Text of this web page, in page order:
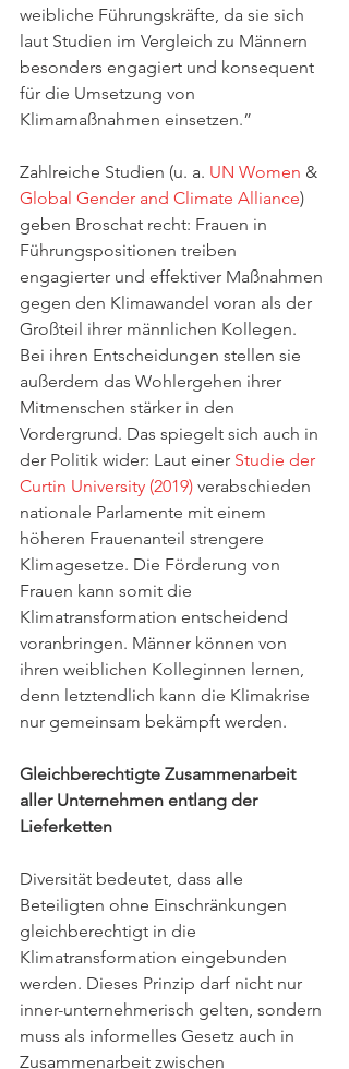
weibliche Führungskräfte, da sie sich
laut Studien im Vergleich zu Männern
besonders engagiert und konsequent
für die Umsetzung von
Klimamaßnahmen einsetzen.”
Zahlreiche Studien (u. a. UN Women &
Global Gender and Climate Alliance)
geben Broschat recht: Frauen in
Führungspositionen treiben
engagierter und effektiver Maßnahmen
gegen den Klimawandel voran als der
Großteil ihrer männlichen Kollegen.
Bei ihren Entscheidungen stellen sie
außerdem das Wohlergehen ihrer
Mitmenschen stärker in den
Vordergrund. Das spiegelt sich auch in
der Politik wider: Laut einer Studie der
Curtin University (2019) verabschieden
nationale Parlamente mit einem
höheren Frauenanteil strengere
Klimagesetze. Die Förderung von
Frauen kann somit die
Klimatransformation entscheidend
voranbringen. Männer können von
ihren weiblichen Kolleginnen lernen,
denn letztendlich kann die Klimakrise
nur gemeinsam bekämpft werden.
Gleichberechtigte Zusammenarbeit
aller Unternehmen entlang der
Lieferketten
Diversität bedeutet, dass alle
Beteiligten ohne Einschränkungen
gleichberechtigt in die
Klimatransformation eingebunden
werden. Dieses Prinzip darf nicht nur
inner-unternehmerisch gelten, sondern
muss als informelles Gesetz auch in
Zusammenarbeit zwischen